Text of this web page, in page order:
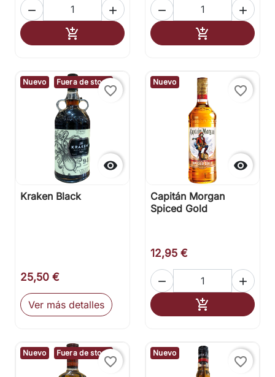
 
 Añadir al carrito
 
 Añadir al
Nuevo Fuera de stock

favorite_border
Kraken Black
25,50 €
Ver más detalles
Nuevo

favorite_border
Capitán Morgan
Spiced Gold
12,95 €
 
 Añadir al
Nuevo Fuera de stock
favorite_border
Nuevo
favorite_border